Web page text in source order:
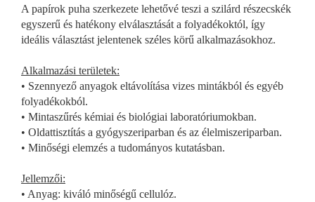
A papírok puha szerkezete lehetővé teszi a szilárd részecskék
egyszerű és hatékony elválasztását a folyadékoktól, így
ideális választást jelentenek széles körű alkalmazásokhoz.
Alkalmazási területek:
• Szennyező anyagok eltávolítása vizes mintákból és egyéb
folyadékokból.
• Mintaszűrés kémiai és biológiai laboratóriumokban.
• Oldattisztítás a gyógyszeriparban és az élelmiszeriparban.
• Minőségi elemzés a tudományos kutatásban.
Jellemzői:
• Anyag: kiváló minőségű cellulóz.